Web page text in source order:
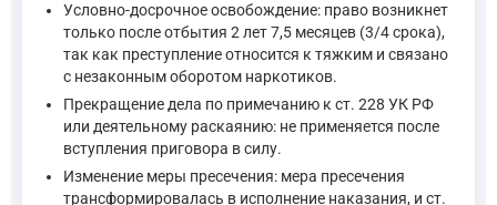
Наиболее перспективным механизмом освобождения
Лицо, отбывающее содержание в дисциплинарной
3. Условно-досрочное освобождение может быть
г) не менее трех четвертей срока наказания,
—Уголовный кодекс Российской Федерации, ст. 79
Условно-досрочное освобождение: право возникнет
только после отбытия 2 лет 7,5 месяцев (3/4 срока),
так как преступление относится к тяжким и связано
с незаконным оборотом наркотиков.
Прекращение дела по примечанию к ст. 228 УК РФ
или деятельному раскаянию: не применяется после
вступления приговора в силу.
Изменение меры пресечения: мера пресечения
трансформировалась в исполнение наказания, и ст.